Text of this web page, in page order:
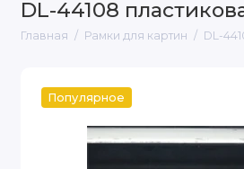
DL-44108
Главная Рамки для картин DL-
Популярное